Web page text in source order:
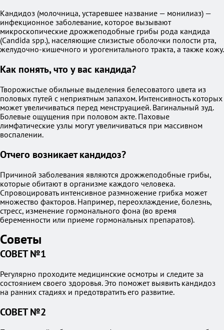
Кандидоз (молочница, устаревшее название — монилиаз) —
инфекционное заболевание, которое вызывают
микроскопические дрожжеподобные грибы рода кандида
(Candida spp.), населяющие слизистые оболочки полости рта,
желудочно-кишечного и урогенитального тракта, а также кожу.
Как понять, что у вас кандида?
Творожистые обильные выделения белесоватого цвета из
половых путей с неприятным запахом. Интенсивность которых
может увеличиваться перед менструацией. Вагинальный зуд.
Болевые ощущения при половом акте. Паховые
лимфатические узлы могут увеличиваться при массивном
воспалении.
Отчего возникает кандидоз?
Причиной заболевания являются дрожжеподобные грибы,
которые обитают в организме каждого человека.
Спровоцировать интенсивное размножение грибка может
множество факторов. Например, переохлаждение, болезнь,
стресс, изменение гормонального фона (во время
беременности или приеме гормональных препаратов).
Советы
СОВЕТ №1
Регулярно проходите медицинские осмотры и следите за
состоянием своего здоровья. Это поможет выявить кандидоз
на ранних стадиях и предотвратить его развитие.
СОВЕТ №2